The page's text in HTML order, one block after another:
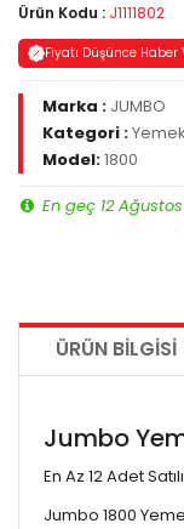
Ürün Kodu : J1111802
Fiyatı Düşünce Haber
Marka : JUMBO
Kategori :
Model:1800
En geç 12
ÜRÜN BILGISI
Jumbo
En Az 12 Adet
Jumbo 1800